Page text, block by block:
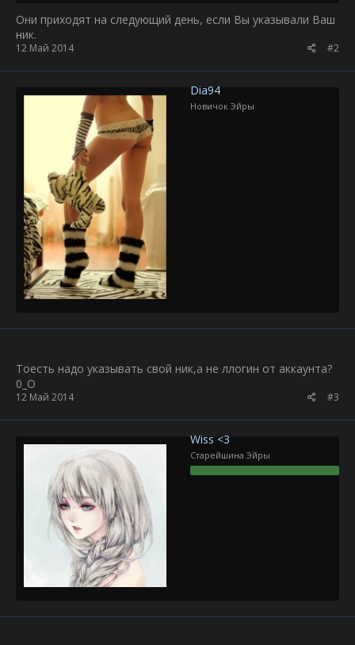
Они приходят на следующий день, если Вы указывали Ваш
ник.
12 Май 2014 #2
Dia94
Новичок Эйры
Тоесть надо указывать свой ник,а не ллогин от аккаунта?
0_О
12 Май 2014 #3
Wiss <3
Старейшина Эйры